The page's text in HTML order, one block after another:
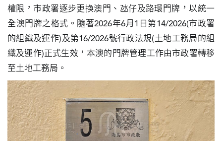
寺
廟
巴
士
教
堂
街
市
權限，市政署逐步更換澳門、氹仔及路環門牌，以統一
全澳門牌之格式。隨著2026年6月1日第14/2026(市政署
的組織及運作)及第16/2026號行政法規(土地工務局的組
織及運作)正式生效，本澳的門牌管理工作由市政署轉移
至土地工務局。